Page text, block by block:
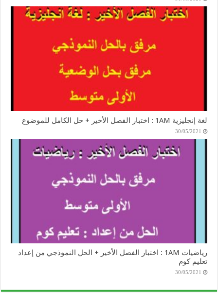
لغة إنجليزية 1AM : اختبار الفصل الأخير + حل الكامل للموضوع
30/05/2021
رياضيات 1AM : اختبار الفصل الأخير + الحل النموذجي من إعداد
تعليم كوم
30/05/2021